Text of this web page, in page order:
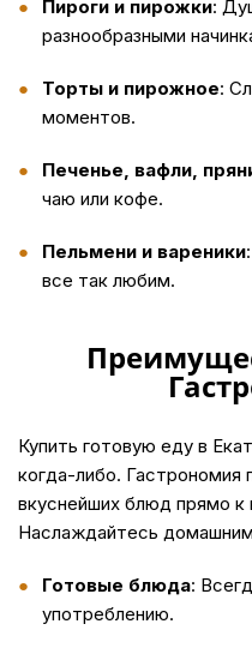
Пироги и пирожки:
разнообразными
Торты и пирожное:
моментов.
Печенье, вафли,
чаю или кофе.
Пельмени и вареники
все так любим.
Купить готовую еду в
когда-либо. Гастрономия
вкуснейших блюд прямо к
Наслаждайтесь
Готовые блюда:
употреблению.